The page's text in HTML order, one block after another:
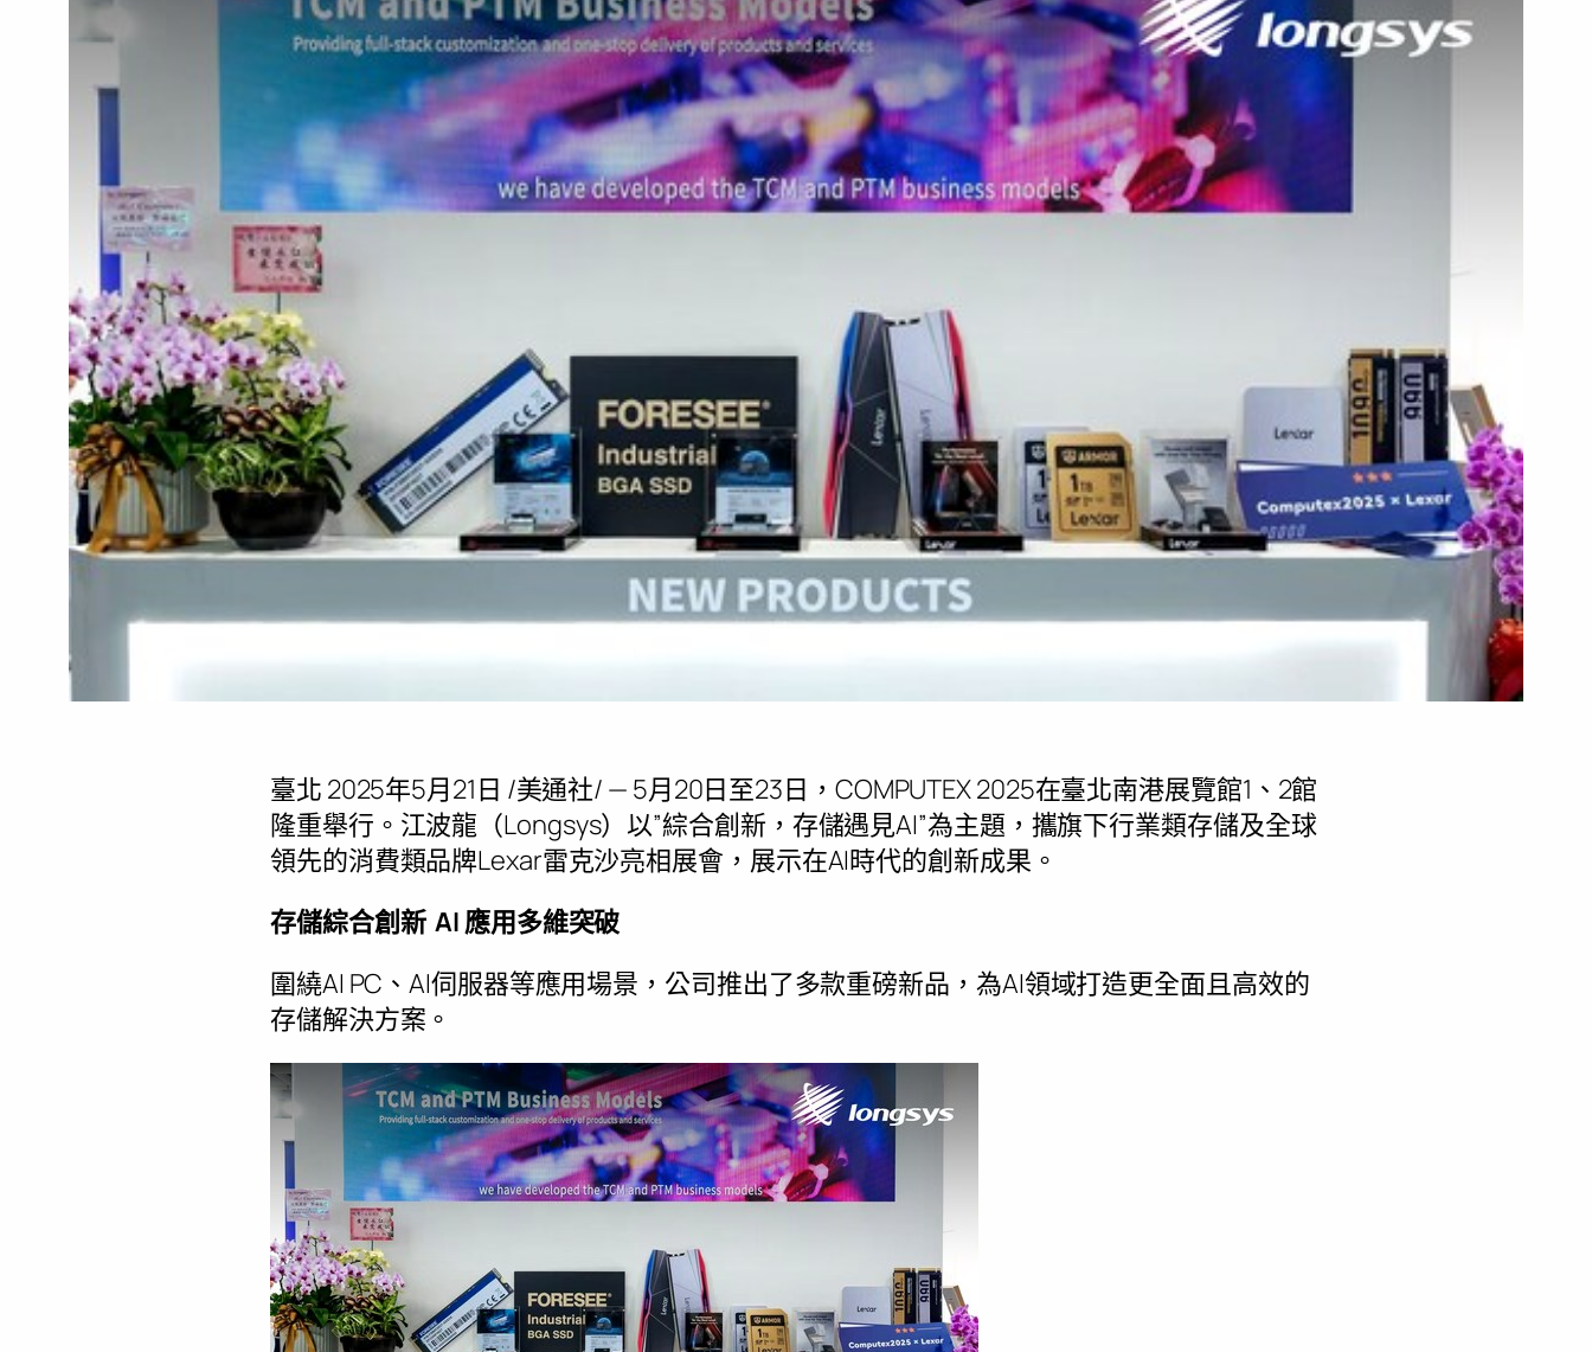
臺北 2025年5月21日 /美通社/ — 5月20日至23日，COMPUTEX 2025在臺北南港展覽館1、2館
隆重舉行。江波龍 （Longsys） 以”綜合創新，存儲遇見AI”為主題，攜旗下行業類存儲及全球
領先的消費類品牌Lexar雷克沙亮相展會，展示在AI時代的創新成果。
存儲綜合創新 AI 應用多維突破
圍繞AI PC、AI伺服器等應用場景，公司推出了多款重磅新品，為AI領域打造更全面且高效的
存儲解決方案。